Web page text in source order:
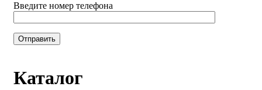
Введите номер телефона
Каталог